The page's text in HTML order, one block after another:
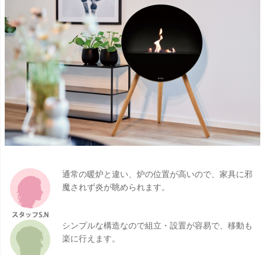
通常の暖炉と違い、炉の位置が高いので、家具に邪
魔されず炎が眺められます。
シンプルな構造なので組立・設置が容易で、移動も
楽に行えます。